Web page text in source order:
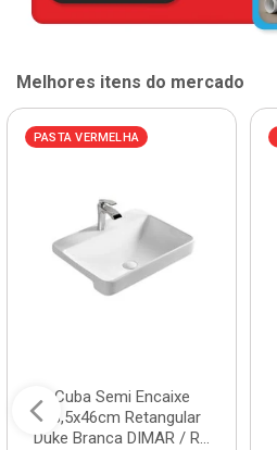
Melhores itens do mercado
PASTA VERMELHA
Cuba Semi Encaixe
58,5x46cm Retangular
Duke Branca DIMAR / R...